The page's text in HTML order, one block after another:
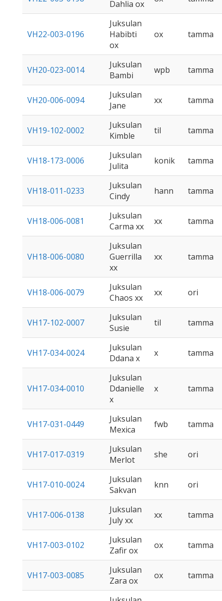
Dahlia ox
VH22-003-0196
Juksulan
Habibti
ox
ox tamma
VH20-023-0014
Juksulan
Bambi
wpb tamma
VH20-006-0094
Juksulan
Jane
xx tamma
VH19-102-0002
Juksulan
Kimble
til tamma
VH18-173-0006
Juksulan
Julita
konik tamma
VH18-011-0233
Juksulan
Cindy
hann tamma
VH18-006-0081
Juksulan
Carma xx
xx tamma
VH18-006-0080
Juksulan
Guerrilla
xx
xx tamma
VH18-006-0079
Juksulan
Chaos xx
xx ori
VH17-102-0007
Juksulan
Susie
til tamma
VH17-034-0024
Juksulan
Ddana x
x tamma
VH17-034-0010
Juksulan
Ddanielle
x
x tamma
VH17-031-0449
Juksulan
Mexica
fwb tamma
VH17-017-0319
Juksulan
Merlot
she ori
VH17-010-0024
Juksulan
Sakvan
knn ori
VH17-006-0138
Juksulan
July xx
xx tamma
VH17-003-0102
Juksulan
Zafir ox
ox tamma
VH17-003-0085
Juksulan
Zara ox
ox tamma